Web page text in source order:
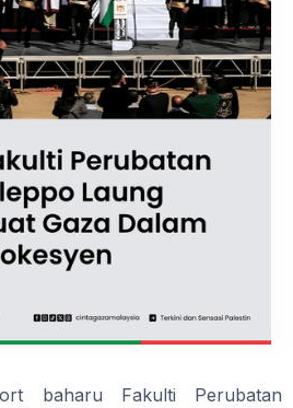
baharu Fakulti Perubatan